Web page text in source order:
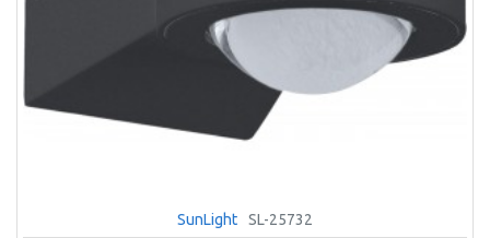
SunLight SL-25732